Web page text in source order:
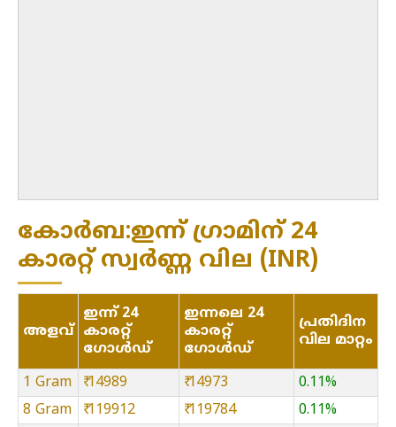
കോർബ:ഇന്ന് ഗ്രാമിന് 24
കാരറ്റ് സ്വർണ്ണ വില (INR)
അളവ്
ഇന്ന് 24
കാരറ്റ്
ഗോൾഡ്
ഇന്നലെ 24
കാരറ്റ്
ഗോൾഡ്
പ്രതിദിന
വില മാറ്റം
1 Gram ₹ 14989 ₹ 14973
0.11%
8 Gram
₹ 119912 ₹ 119784
0.11%